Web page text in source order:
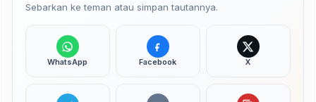
Sebarkan ke teman atau simpan tautannya.
WhatsApp Facebook X